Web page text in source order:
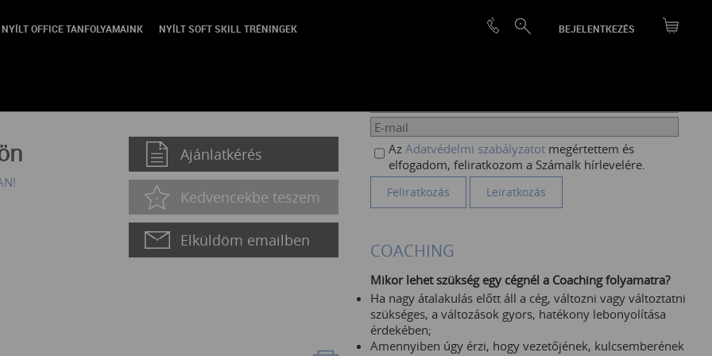
BEJELENTKEZÉS
NYÍLT OFFICE TANFOLYAMAINK NYÍLT SOFT SKILL TRÉNINGEK
Ajánlatkérés
Kedvencekbe teszem
Elküldöm emailben
Az Adatvédelmi szabályzatot megértettem és
elfogadom, feliratkozom a Számalk hírlevelére.
COACHING
Mikor lehet szükség egy cégnél a Coaching folyamatra?
Ha nagy átalakulás előtt áll a cég, változni vagy változtatni
szükséges, a változások gyors, hatékony lebonyolítása
érdekében;
Amennyiben úgy érzi, hogy vezetőjének, kulcsemberének